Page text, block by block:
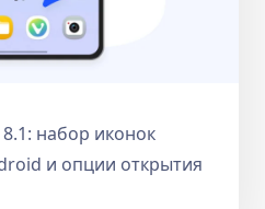
набор иконок
и опции открытия